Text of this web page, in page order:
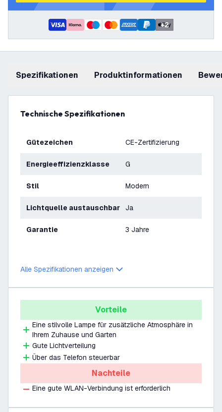
+2
Spezifikationen Produktinformationen
Technische Spezifikationen
Gütezeichen CE-Zertifizierung
Energieeffizienzklasse G
Stil Modern
Lichtquelle austauschbar Ja
Garantie 3 Jahre
Alle Spezifikationen anzeigen
Vorteile
Eine stilvolle Lampe für zusätzliche Atmosphäre in
Ihrem Zuhause und Garten
Gute Lichtverteilung
Über das Telefon steuerbar
Nachteile
Eine gute WLAN-Verbindung ist erforderlich